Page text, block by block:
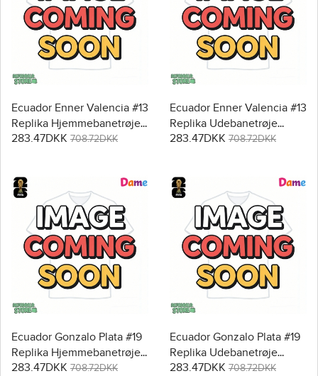
Ecuador Enner Valencia #13
Replika Hjemmebanetrøje
Dame VM 2026 Kortærmet
283.47DKK 708.72DKK
Ecuador Enner Valencia #13
Replika Udebanetrøje
Dame VM 2026 Kortærmet
283.47DKK 708.72DKK
Ecuador Gonzalo Plata #19
Replika Hjemmebanetrøje
Dame VM 2026 Kortærmet
283.47DKK 708.72DKK
Ecuador Gonzalo Plata #19
Replika Udebanetrøje
Dame VM 2026 Kortærmet
283.47DKK 708.72DKK